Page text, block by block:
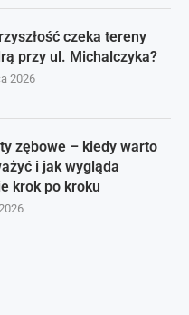
czeka tereny
przy ul. Michalczyka?
2026
zębowe – kiedy warto
i jak wygląda
krok po kroku